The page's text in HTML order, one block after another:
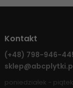
Kontakt
(+48) 798-946-
poniedziałek - piątek